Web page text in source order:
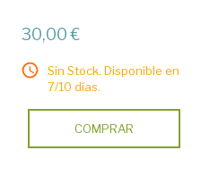
30,00 €
Sin Stock. Disponible en
7/10 días.
COMPRAR